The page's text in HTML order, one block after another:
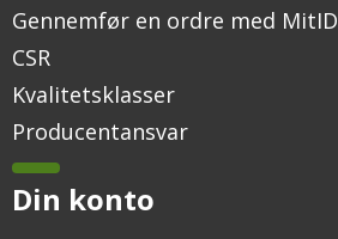
Gennemfør en ordre med MitID
CSR
Kvalitetsklasser
Producentansvar
Din konto